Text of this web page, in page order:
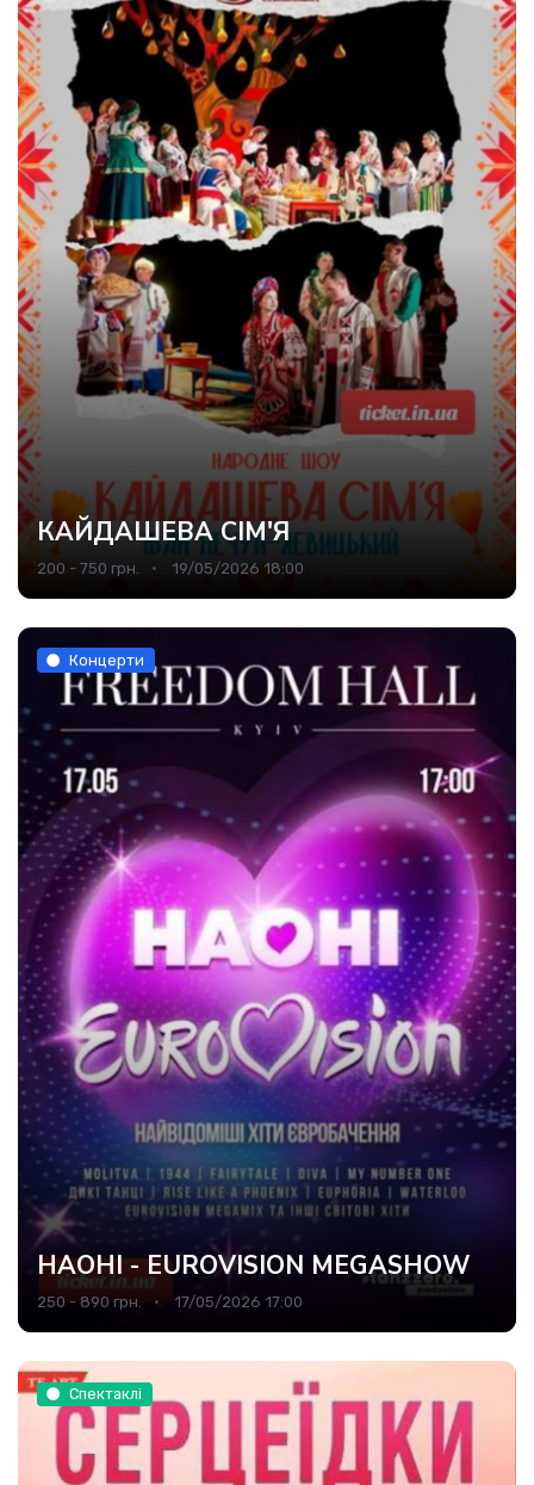
КАЙДАШЕВА СІМ'Я
200 - 750 грн. 19/05/2026 18:00
Концерти
НАОНІ - EUROVISION MEGASHOW
250 - 890 грн. 17/05/2026 17:00
Спектаклі